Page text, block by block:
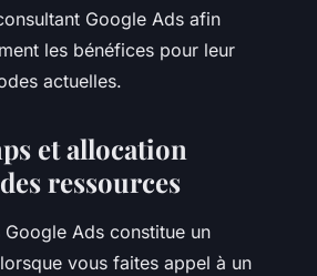
Google Ads afin
les bénéfices pour leur
actuelles.
et allocation
ressources
Ads constitue un
vous faites appel à un